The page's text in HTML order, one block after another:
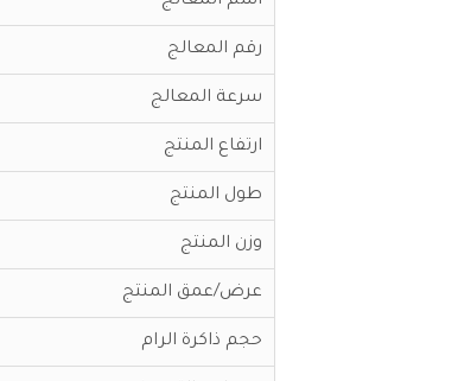
رقم المعالج
سرعة المعالج
ارتفاع المنتج
طول المنتج
وزن المنتج
عرض/عمق المنتج
حجم ذاكرة الرام